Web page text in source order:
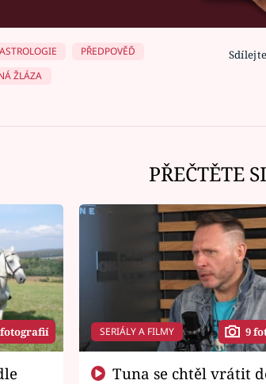
ASTROLOGIE
PŘEDPOVĚĎ
ŽLÁZA
PŘEČTĚTE
SERIÁLY A FILMY 9